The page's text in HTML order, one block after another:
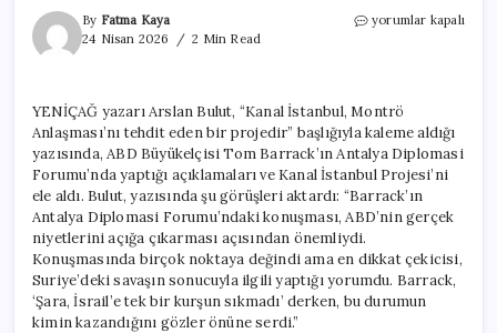
By Fatma Kaya
24 Nisan 2026
2 Min Read
Arslan
Tehlikeleri
ve
Montrö
Anlaşması
Üzerindeki
Etkisi
için
yorumlar kapalı
YENİÇAĞ yazarı Arslan Bulut, “Kanal İstanbul, Montrö
Anlaşması’nı tehdit eden bir projedir” başlığıyla kaleme aldığı
yazısında, ABD Büyükelçisi Tom Barrack’ın Antalya Diplomasi
Forumu’nda yaptığı açıklamaları ve Kanal İstanbul Projesi’ni
ele aldı. Bulut, yazısında şu görüşleri aktardı: “Barrack’ın
Antalya Diplomasi Forumu’ndaki konuşması, ABD’nin gerçek
niyetlerini açığa çıkarması açısından önemliydi.
Konuşmasında birçok noktaya değindi ama en dikkat çekicisi,
Suriye’deki savaşın sonucuyla ilgili yaptığı yorumdu. Barrack,
‘Şara, İsrail’e tek bir kurşun sıkmadı’ derken, bu durumun
kimin kazandığını gözler önüne serdi.”